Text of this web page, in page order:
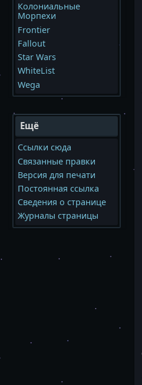
Колониальные
Морпехи
Frontier
Fallout
Star Wars
WhiteList
Wega
Ещё
Ссылки сюда
Связанные правки
Версия для печати
Постоянная ссылка
Сведения о странице
Журналы страницы